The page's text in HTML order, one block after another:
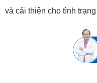
và cải thiện cho tình